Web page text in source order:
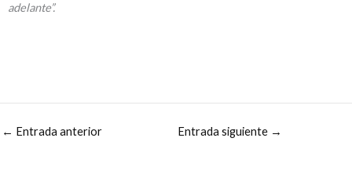
adelante”.
← Entrada anterior Entrada siguiente →